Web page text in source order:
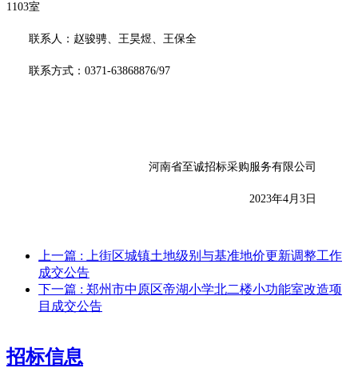
1103室
联系人： 赵骏骋、王昊煜、王保全
联系方式： 0371-63868876/97
河南省至诚招标采购服务有限公司
2023年4月3日
上一篇 : 上街区城镇土地级别与基准地价更新调整工作
成交公告
下一篇 : 郑州市中原区帝湖小学北二楼小功能室改造项
目成交公告
招标信息